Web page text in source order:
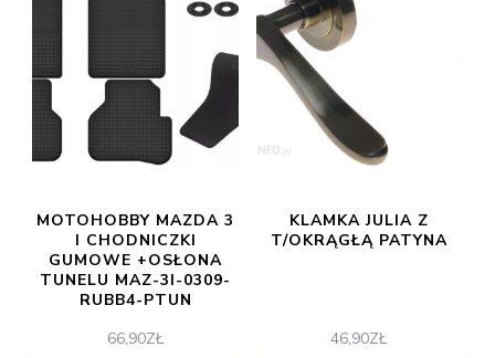
MOTOHOBBY MAZDA 3
I CHODNICZKI
GUMOWE +OSŁONA
TUNELU MAZ-3I-0309-
RUBB4-PTUN
66,90ZŁ
KLAMKA JULIA Z
T/OKRĄGŁĄ PATYNA
46,90ZŁ